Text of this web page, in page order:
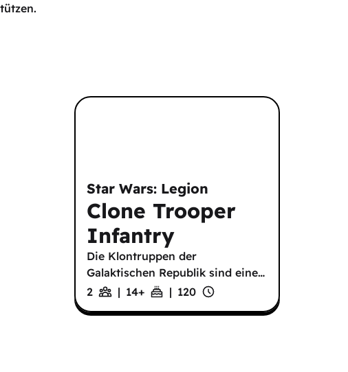
Star Wars: Legion
Clone Trooper
Infantry
Die Klontruppen der
Galaktischen Republik sind eine…
2
| 14+ | 120